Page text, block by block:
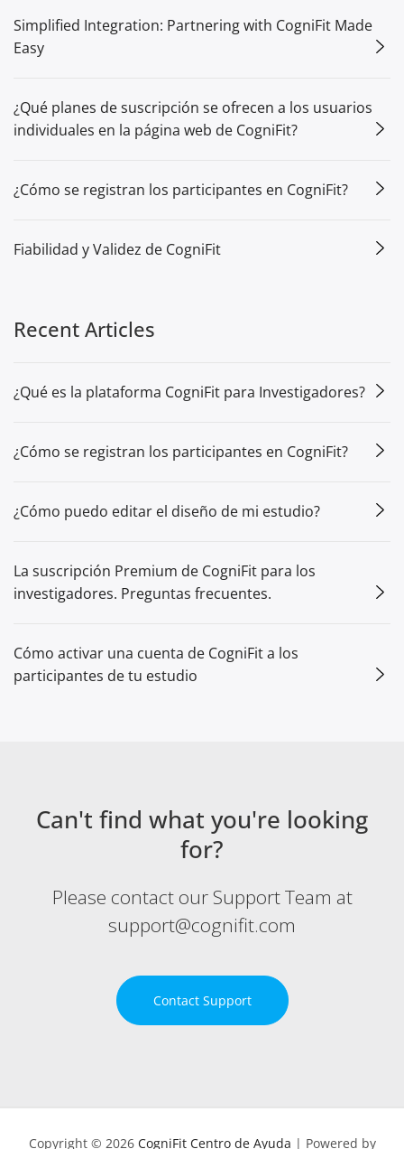
Simplified Integration: Partnering with CogniFit Made
Easy
¿Qué planes de suscripción se ofrecen a los usuarios
individuales en la página web de CogniFit?
¿Cómo se registran los participantes en CogniFit?
Fiabilidad y Validez de CogniFit
Recent Articles
¿Qué es la plataforma CogniFit para Investigadores?
¿Cómo se registran los participantes en CogniFit?
¿Cómo puedo editar el diseño de mi estudio?
La suscripción Premium de CogniFit para los
investigadores. Preguntas frecuentes.
Cómo activar una cuenta de CogniFit a los
participantes de tu estudio
Can't find what you're looking
for?
Please contact our Support Team at
support@cognifit.com
Contact Support
Copyright © 2026 CogniFit Centro de Ayuda | Powered by